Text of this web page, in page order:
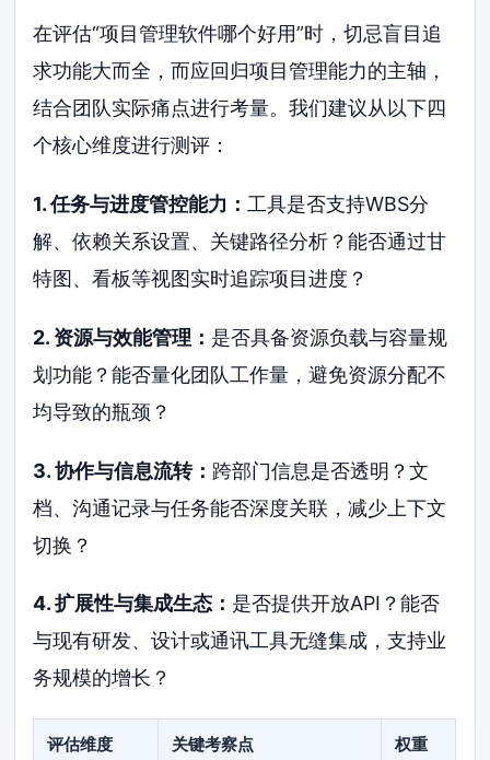
在评估“项目管理软件哪个好用”时，切忌盲目追
求功能大而全，而应回归项目管理能力的主轴，
结合团队实际痛点进行考量。我们建议从以下四
个核心维度进行测评：
1. 任务与进度管控能力： 工具是否支持WBS分
解、依赖关系设置、关键路径分析？能否通过甘
特图、看板等视图实时追踪项目进度？
2. 资源与效能管理： 是否具备资源负载与容量规
划功能？能否量化团队工作量，避免资源分配不
均导致的瓶颈？
3. 协作与信息流转： 跨部门信息是否透明？文
档、沟通记录与任务能否深度关联，减少上下文
切换？
4. 扩展性与集成生态： 是否提供开放API？能否
与现有研发、设计或通讯工具无缝集成，支持业
务规模的增长？
评估维度 关键考察点
权重